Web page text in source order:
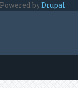
Skip to main content
Powered byDrupal